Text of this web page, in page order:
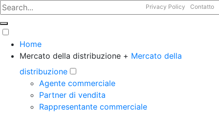
Privacy Policy Contatto
Home
Mercato della distribuzione + Mercato della
distribuzione
Agente commerciale
Partner di vendita
Rappresentante commerciale